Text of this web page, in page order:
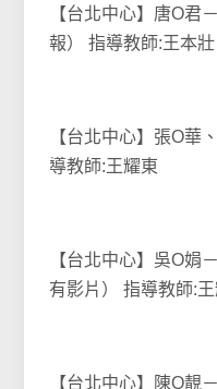
【台北中心】唐O君
報） 指導教師:王本壯
【台北中心】張O華
導教師:王耀東
【台北中心】吳O娟
有影片） 指導教師:
【台北中心】陳O靚